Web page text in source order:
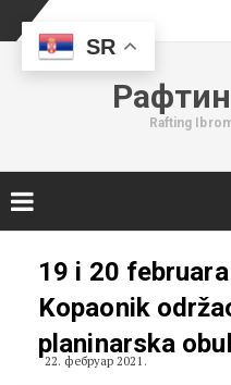
Rafting
19 i 20
Kopaonik
planinarska
22. фебруар 2021.
SR